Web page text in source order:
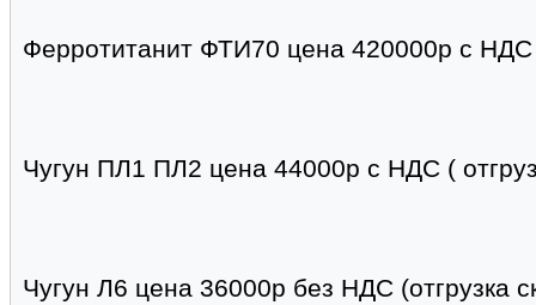
Ферротитанит ФТИ70 цена 420000р с НДС
Чугун ПЛ1 ПЛ2 цена 44000р с НДС (
Чугун Л6 цена 36000р без НДС (отгрузка